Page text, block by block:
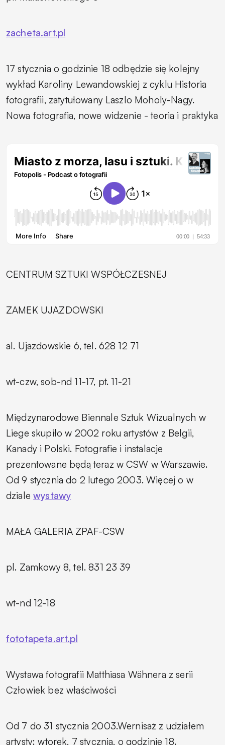
zacheta.art.pl
17 stycznia o godzinie 18 odbędzie się kolejny
wykład Karoliny Lewandowskiej z cyklu Historia
fotografii, zatytułowany Laszlo Moholy-Nagy.
Nowa fotografia, nowe widzenie - teoria i praktyka
CENTRUM SZTUKI WSPÓŁCZESNEJ
ZAMEK UJAZDOWSKI
al. Ujazdowskie 6, tel. 628 12 71
wt-czw, sob-nd 11-17, pt. 11-21
Międzynarodowe Biennale Sztuk Wizualnych w
Liege skupiło w 2002 roku artystów z Belgii,
Kanady i Polski. Fotografie i instalacje
prezentowane będą teraz w CSW w Warszawie.
Od 9 stycznia do 2 lutego 2003. Więcej o w
dzialewystawy
MAŁA GALERIA ZPAF-CSW
pl. Zamkowy 8, tel. 831 23 39
wt-nd 12-18
fototapeta.art.pl
Wystawa fotografii Matthiasa Wähnera z serii
Człowiek bez właściwości
Od 7 do 31 stycznia 2003.Wernisaż z udziałem
artysty: wtorek, 7 stycznia, o godzinie 18.